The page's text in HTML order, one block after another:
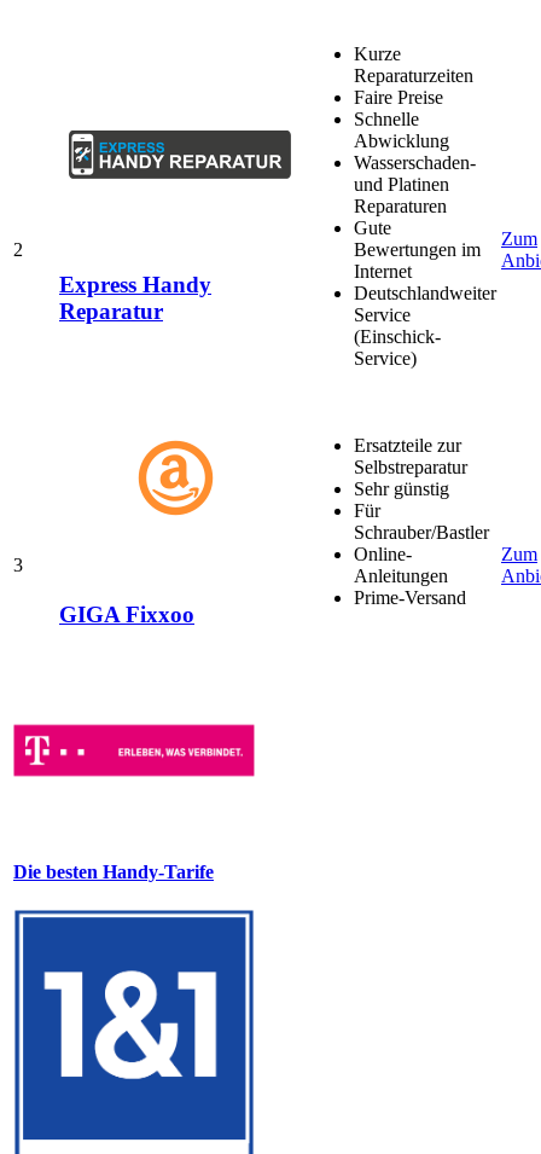
2
Express Handy
Reparatur
Kurze
Reparaturzeiten
Faire Preise
Schnelle
Abwicklung
Wasserschaden-
und Platinen
Reparaturen
Gute
Bewertungen im
Internet
Deutschlandweiter
Service
(Einschick-
Service)
Zum
3
GIGA Fixxoo
Ersatzteile zur
Selbstreparatur
Sehr günstig
Für
Schrauber/Bastler
Online-
Anleitungen
Prime-Versand
Zum
Die besten Handy-Tarife